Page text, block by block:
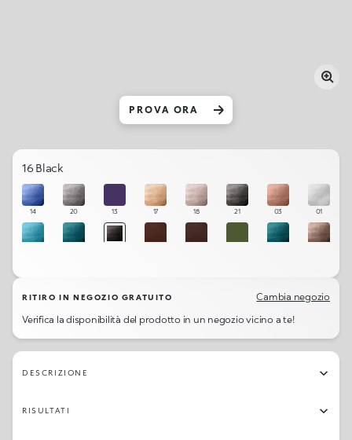
PROVA ORA
16 Black
14 20 13 17 18 21 03 01
RITIRO IN NEGOZIO GRATUITO
Cambia negozio
Verifica la disponibilità del prodotto in un negozio vicino a te!
DESCRIZIONE
RISULTATI